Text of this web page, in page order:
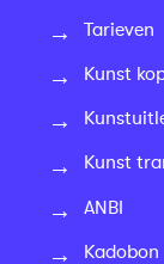
Tarieven
Kunst
Kunst
ANBI
Kadobon